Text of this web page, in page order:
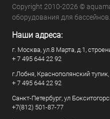
Copyright 2010-2026 ©
оборудования для
Наши адреса:
г. Москва, ул.8 Марта, д.1,
+ 7 495 644 22 92
г.Лобня, Краснополянский
+ 7 495 644 22 92
Санкт-Петербург, ул
+7(812) 501-87-77